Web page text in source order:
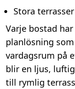
Stora
Varje bostad
planlösning
vardagsrum på
blir en ljus,
till rymlig